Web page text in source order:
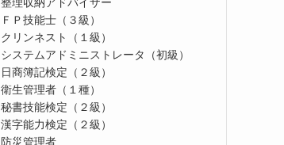
ＦＰ技能士（３級）
クリンネスト（１級）
システムアドミニストレータ（初級）
日商簿記検定（２級）
衛生管理者（１種）
秘書技能検定（２級）
漢字能力検定（２級）
防災管理者